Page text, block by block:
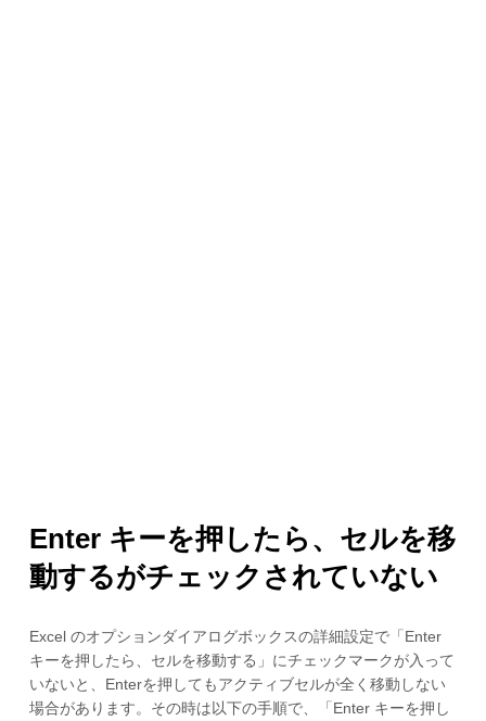
Enter キーを押したら、セルを移
動するがチェックされていない
Excel のオプションダイアログボックスの詳細設定で「Enter
キーを押したら、セルを移動する」にチェックマークが入って
いないと、Enterを押してもアクティブセルが全く移動しない
場合があります。その時は以下の手順で、「Enter キーを押し